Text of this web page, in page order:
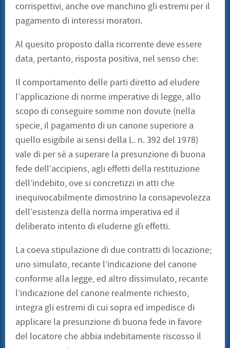
corrispettivi, anche ove manchino gli estremi per il
pagamento di interessi moratori.
Al quesito proposto dalla ricorrente deve essere
data, pertanto, risposta positiva, nel senso che:
Il comportamento delle parti diretto ad eludere
l’applicazione di norme imperative di legge, allo
scopo di conseguire somme non dovute (nella
specie, il pagamento di un canone superiore a
quello esigibile ai sensi della L. n. 392 del 1978)
vale di per sè a superare la presunzione di buona
fede dell’accipiens, agli effetti della restituzione
dell’indebito, ove si concretizzi in atti che
inequivocabilmente dimostrino la consapevolezza
dell’esistenza della norma imperativa ed il
deliberato intento di eluderne gli effetti.
La coeva stipulazione di due contratti di locazione;
uno simulato, recante l’indicazione del canone
conforme alla legge, ed altro dissimulato, recante
l’indicazione del canone realmente richiesto,
integra gli estremi di cui sopra ed impedisce di
applicare la presunzione di buona fede in favore
del locatore che abbia indebitamente riscosso il